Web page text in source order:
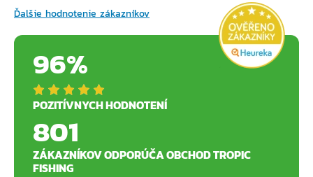
Ďalšie hodnotenie zákazníkov
96%
POZITÍVNYCH HODNOTENÍ
801
ZÁKAZNÍKOV ODPORÚČA OBCHOD TROPIC
FISHING